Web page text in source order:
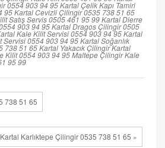
0554 903 94 95Kartal Çelik Kapı Tamiri
95Kartal Cevizli Çilingir 0535 738 51 65
Satış Servis 0505 461 95 99Kartal Dierre
903 94 95Kartal Dragos Çilingir 0505
Kale Kilit Servisi 0554 903 94 95Kartal
Servisi 0554 903 94 95Kartal Soğanlık
738 51 65Kartal Yakacık ÇilingirKartal
Kilit 0554 903 94 95Maltepe Çilingir Kale
95 99
738 51 65
Kartal Karlıktepe Çilingir 0535 738 51 65 »